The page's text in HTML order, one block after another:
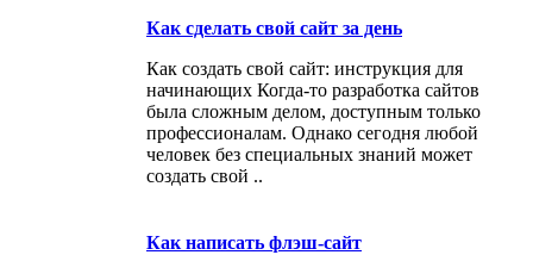
Как сделать свой сайт за день
Как создать свой сайт: инструкция для
начинающих Когда-то разработка сайтов
была сложным делом, доступным только
профессионалам. Однако сегодня любой
человек без специальных знаний может
создать свой ..
Как написать флэш-сайт